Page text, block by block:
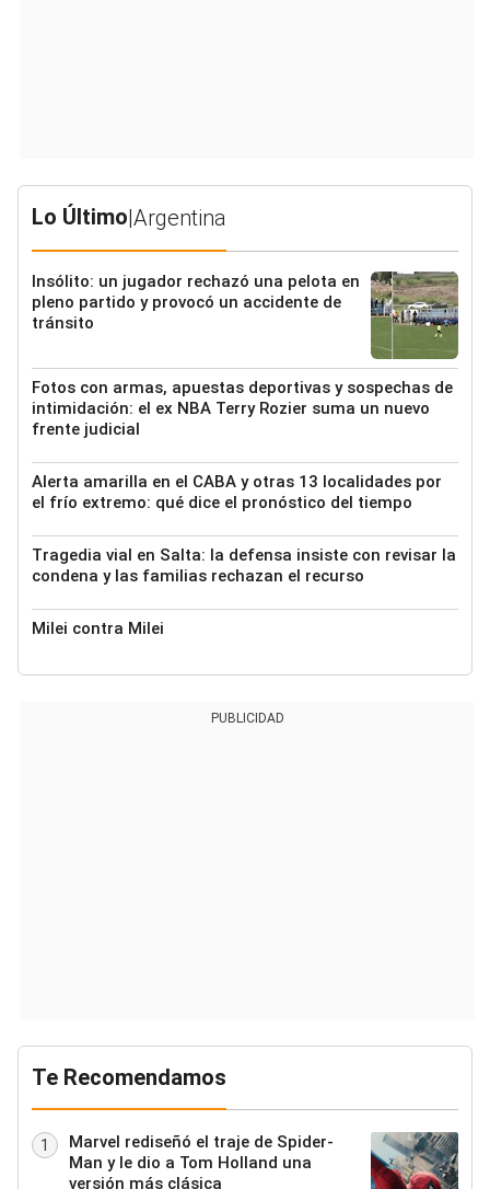
Lo Último|Argentina
Insólito: un jugador rechazó una pelota en
pleno partido y provocó un accidente de
tránsito
Fotos con armas, apuestas deportivas y sospechas de
intimidación: el ex NBA Terry Rozier suma un nuevo
frente judicial
Alerta amarilla en el CABA y otras 13 localidades por
el frío extremo: qué dice el pronóstico del tiempo
Tragedia vial en Salta: la defensa insiste con revisar la
condena y las familias rechazan el recurso
Milei contra Milei
PUBLICIDAD
Te Recomendamos
1
Marvel rediseñó el traje de Spider-
Man y le dio a Tom Holland una
versión más clásica